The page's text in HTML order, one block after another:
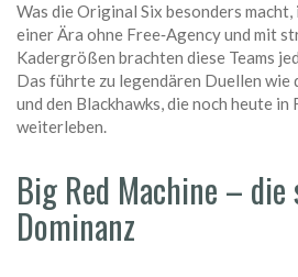
Was die Original Six besonders
einer Ära ohne Free‑Agency und mit
Kadergrößen brachten diese Teams
Das führte zu legendären Duellen wie
und den Blackhawks, die noch heute in
weiterleben.
Big Red Machine –
Dominanz